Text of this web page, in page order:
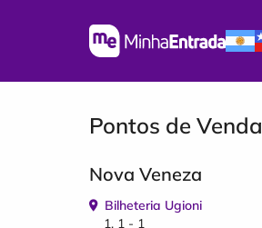
Pontos de Venda
Nova Veneza
Bilheteria Ugioni
1, 1 - 1